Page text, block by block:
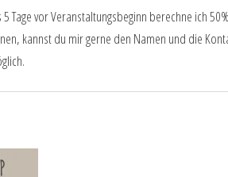
Tage vor Veranstaltungsbeginn berechne ich
kannst du mir gerne den Namen und die